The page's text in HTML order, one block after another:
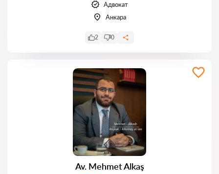
Адвокат
Анкара
2 0
Av. Mehmet Alkaş